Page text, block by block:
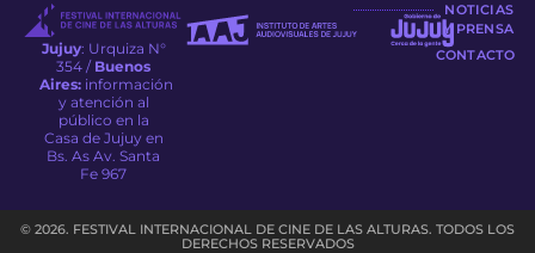
Jujuy: Urquiza N°
354 / Buenos
Aires: información
y atención al
público en la
Casa de Jujuy en
Bs. As Av. Santa
Fe 967
NOTICIAS
Y PRENSA
CONTACTO
© 2026. FESTIVAL INTERNACIONAL DE CINE DE LAS ALTURAS. TODOS LOS
DERECHOS RESERVADOS